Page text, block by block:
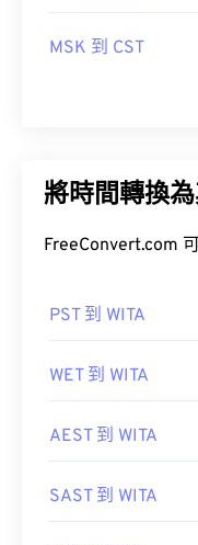
MSK 到 CST
將時間轉換
FreeConvert.com
PST 到 WITA
WET 到 WITA
AEST 到 WITA
SAST 到 WITA